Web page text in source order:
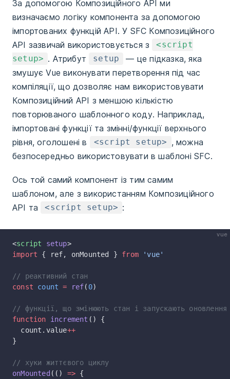
За допомогою Композиційного API ми
визначаємо логіку компонента за допомогою
імпортованих функцій API. У SFC Композиційного
API зазвичай використовується з
<script
setup> . Атрибут setup
— це підказка, яка
змушує Vue виконувати перетворення під час
компіляції, що дозволяє нам використовувати
Композиційний API з меншою кількістю
повторюваного шаблонного коду. Наприклад,
імпортовані функції та змінні/функції верхнього
рівня, оголошені в
<script setup> , можна
безпосередньо використовувати в шаблоні SFC.
Ось той самий компонент із тим самим
шаблоном, але з використанням Композиційного
API та
<script setup> :
vue
<script setup>
import { ref, onMounted } from 'vue'
// реактивний стан
const count = ref( 0)
// функції, що змінюють стан і запускають оновлення
function increment () {
  count.value
++
}
// хуки життєвого циклу
onMounted (() => {